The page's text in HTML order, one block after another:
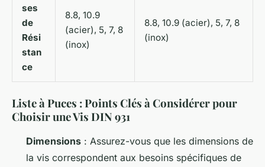
ses
de
Rési
stan
ce
8.8, 10.9
(acier), 5, 7, 8
(inox)
8.8, 10.9 (acier), 5, 7, 8
(inox)
Liste à Puces : Points Clés à Considérer pour
Choisir une Vis DIN 931
Dimensions : Assurez-vous que les dimensions de
la vis correspondent aux besoins spécifiques de